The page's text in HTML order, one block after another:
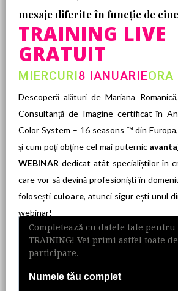
mesaje diferite în funcție de
TRAINING LIVE
GRATUIT
MIERCURI8 IANUARIE
Descoperă alături de Mariana
Consultanță de Imagine certificat în
Color System – 16 seasons ™ din
și cum poți obține cel mai puternic
WEBINAR dedicat atât specialiștilor în
care vor să devină profesioniști în
folosești culoare, atunci sigur ești unul
webinar!
Completează cu datele tale pentru
TRAINING! Vei primi astfel toate
participare.
Numele tău complet